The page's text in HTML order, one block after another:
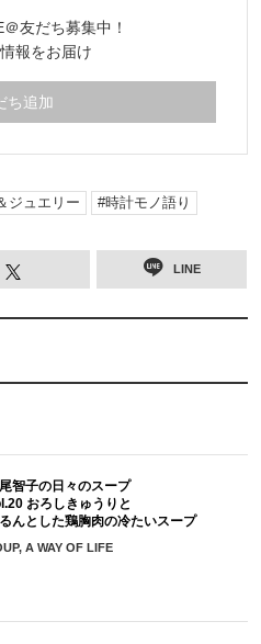
友だち募集中！
報をお届け
ち追加
ジュエリー 時計モノ語り
LINE
智子の日々のスープ
おろしきゅうりと
んとした鶏胸肉の冷たいスープ
A WAY OF LIFE